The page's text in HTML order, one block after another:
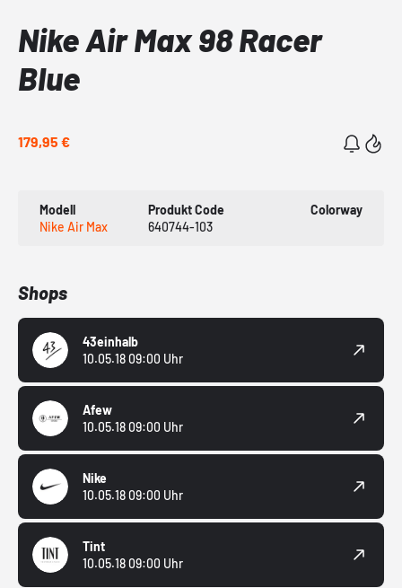
Nike Air Max 98 Racer
Blue
179,95 €
Modell
Nike Air Max
Produkt Code
640744-103
Colorway
Shops
43einhalb
10.05.18 09:00 Uhr
Afew
10.05.18 09:00 Uhr
Nike
10.05.18 09:00 Uhr
Tint
10.05.18 09:00 Uhr